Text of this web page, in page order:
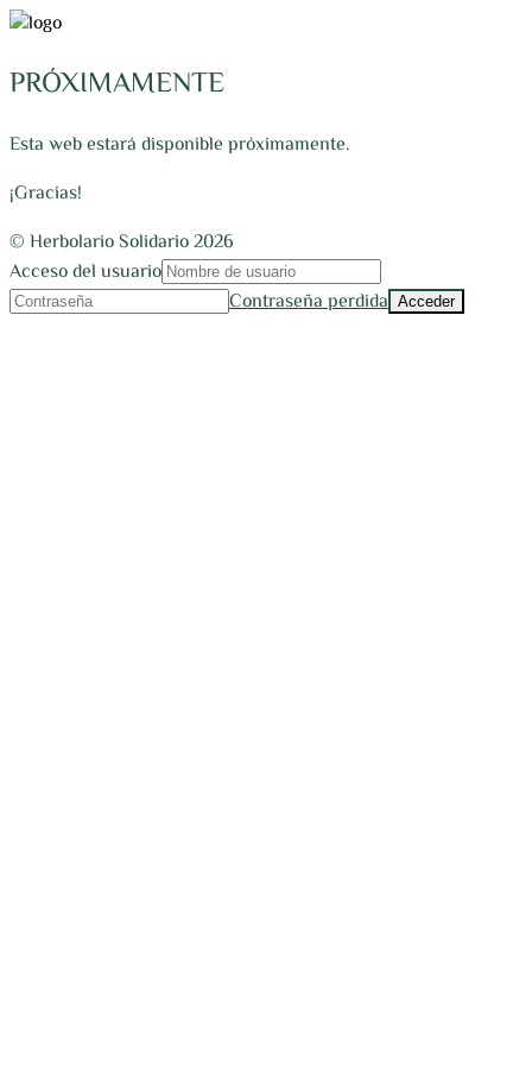
PRÓXIMAMENTE
Esta web estará disponible próximamente.
¡Gracias!
© Herbolario Solidario 2026
Acceso del usuario
Contraseña perdida